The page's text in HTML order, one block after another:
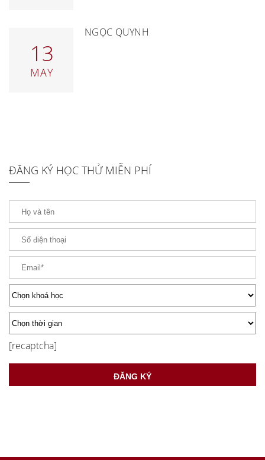
13
MAY
NGỌC QUỲNH
ĐĂNG KÝ HỌC THỬ MIỄN PHÍ
[recaptcha]